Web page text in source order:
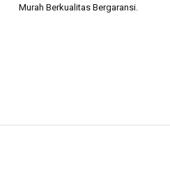
Murah Berkualitas Bergaransi.